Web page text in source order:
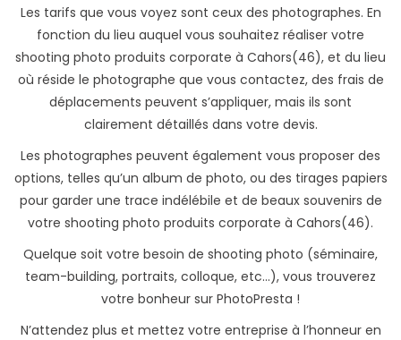
Les tarifs que vous voyez sont ceux des photographes. En
fonction du lieu auquel vous souhaitez réaliser votre
shooting photo produits corporate à Cahors(46), et du lieu
où réside le photographe que vous contactez, des frais de
déplacements peuvent s’appliquer, mais ils sont
clairement détaillés dans votre devis.
Les photographes peuvent également vous proposer des
options, telles qu’un album de photo, ou des tirages papiers
pour garder une trace indélébile et de beaux souvenirs de
votre shooting photo produits corporate à Cahors(46).
Quelque soit votre besoin de shooting photo (séminaire,
team-building, portraits, colloque, etc...), vous trouverez
votre bonheur sur PhotoPresta !
N’attendez plus et mettez votre entreprise à l’honneur en